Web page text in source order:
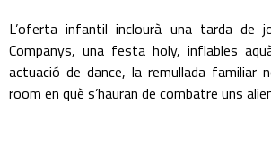
L’oferta infantil inclourà una tarda de
Companys, una festa holy, inflables
actuació de dance, la remullada familiar
room en què s’hauran de combatre uns